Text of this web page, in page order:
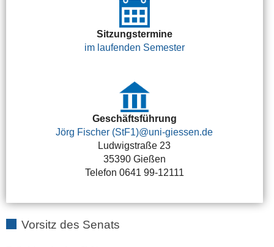
Sitzungstermine
im laufenden Semester
Geschäftsführung
Jörg Fischer (StF1)
Ludwigstraße 23
35390 Gießen
Telefon 0641 99-12111
Vorsitz des Senats